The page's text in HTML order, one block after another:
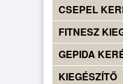
CSEPEL
FITNESZ
GEPIDA
KIEGÉSZÍTŐ